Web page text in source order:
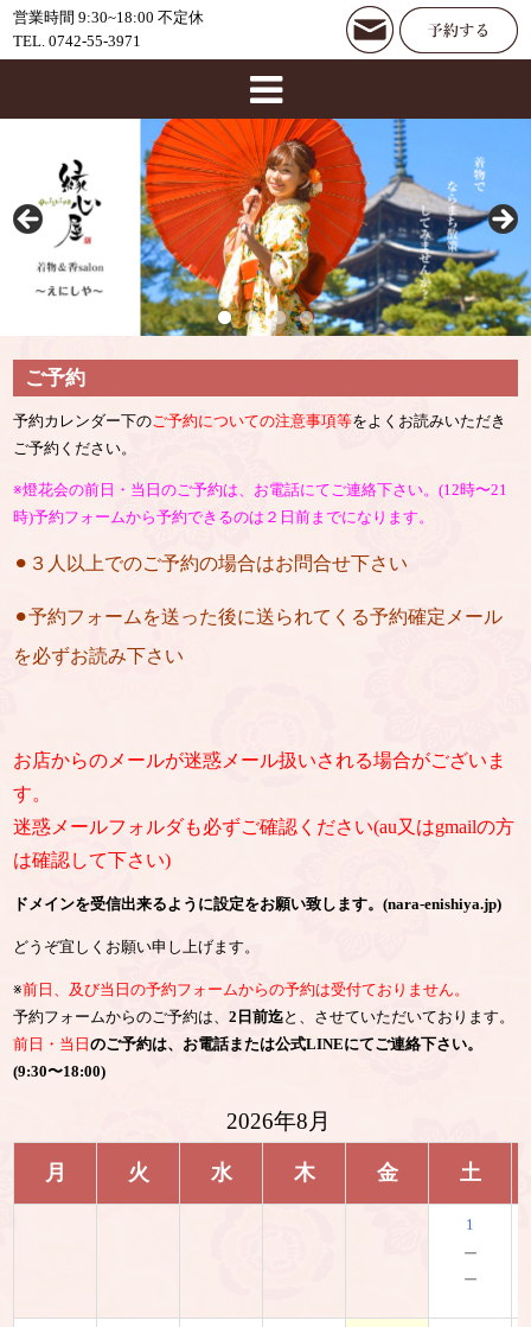
営業時間 9:30~18:00 不定休
TEL. 0742-55-3971
ご予約
予約カレンダー下のご予約についての注意事項等をよくお読みいただき
ご予約ください。
※燈花会の前日・当日のご予約は、お電話にてご連絡下さい。(12時〜21
時)予約フォームから予約できるのは２日前までになります。
⚫︎３人以上でのご予約の場合はお問合せ下さい
⚫︎予約フォームを送った後に送られてくる予約確定メール
を必ずお読み下さい
お店からのメールが迷惑メール扱いされる場合がございま
す。
迷惑メールフォルダも必ずご確認ください(au又はgmailの方
は確認して下さい)
ドメインを受信出来るように設定をお願い致します。(nara-enishiya.jp)
どうぞ宜しくお願い申し上げます。
※前日、及び当日の予約フォームからの予約は受付ておりません。
予約フォームからのご予約は、2日前迄と、させていただいております。
前日・当日のご予約は、お電話または公式LINEにてご連絡下さい。
(9:30〜18:00)
2026年8月
月 火 水 木 金 土
1
－
－